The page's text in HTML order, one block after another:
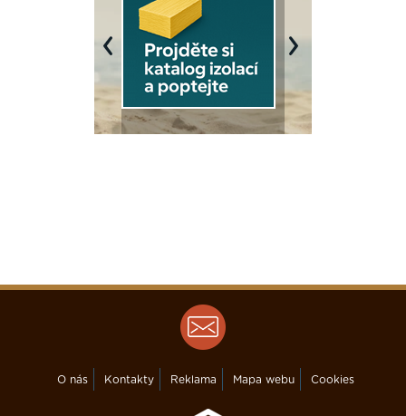
Previous Next
O nás Kontakty Reklama Mapa webu Cookies